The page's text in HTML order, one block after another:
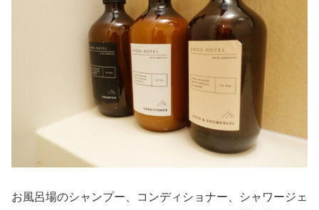
お風呂場のシャンプー、コンディショナー、シャワージェ